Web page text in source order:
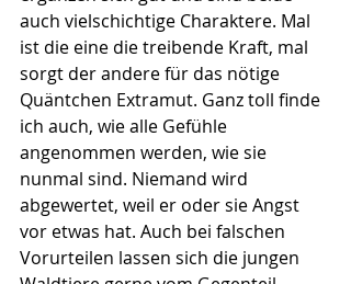
auch vielschichtige Charaktere. Mal
ist die eine die treibende Kraft, mal
sorgt der andere für das nötige
Quäntchen Extramut. Ganz toll finde
ich auch, wie alle Gefühle
angenommen werden, wie sie
nunmal sind. Niemand wird
abgewertet, weil er oder sie Angst
vor etwas hat. Auch bei falschen
Vorurteilen lassen sich die jungen